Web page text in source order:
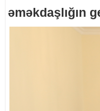
əməkdaşlığın